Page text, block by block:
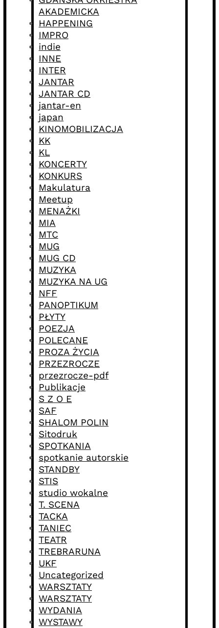
AKADEMICKA
HAPPENING
IMPRO
indie
INNE
INTER
JANTAR
JANTAR CD
jantar-en
japan
KINOMOBILIZACJA
KK
KL
KONCERTY
KONKURS
Makulatura
Meetup
MENAŻKI
MIA
MTC
MUG
MUG CD
MUZYKA
MUZYKA NA UG
NFF
PANOPTIKUM
PŁYTY
POEZJA
POLECANE
PROZA ŻYCIA
PRZEZROCZE
przezrocze-pdf
Publikacje
S Z O E
SAF
SHALOM POLIN
Sitodruk
SPOTKANIA
spotkanie autorskie
STANDBY
STIS
studio wokalne
T. SCENA
TACKA
TANIEC
TEATR
TREBRARUNA
UKF
Uncategorized
WARSZTATY
WARSZTATY
WYDANIA
WYSTAWY